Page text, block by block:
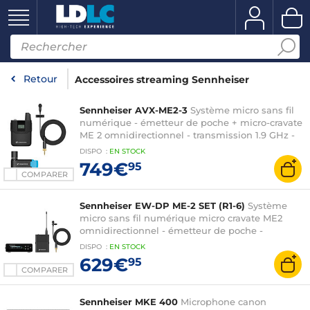
Retour Accessoires streaming Sennheiser
COMPARER
Sennheiser AVX-ME2-3 Système micro sans fil
numérique - émetteur de poche + micro-cravate
ME 2 omnidirectionnel - transmission 1.9 GHz -
réglage audio auto
DISPO : EN STOCK
749€95
COMPARER
Sennheiser EW-DP ME-2 SET (R1-6) Système
micro sans fil numérique micro cravate ME2
omnidirectionnel - émetteur de poche -
récepteur portable - Bluetooth intégré -
autonomie jusqu'à 12h
DISPO : EN STOCK
629€95
Sennheiser MKE 400 Microphone canon